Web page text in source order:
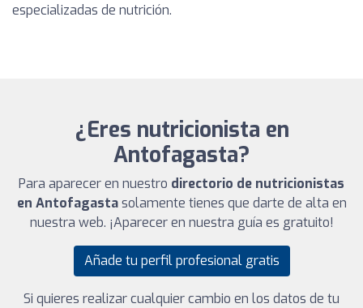
especializadas de nutrición.
¿Eres nutricionista en
Antofagasta?
Para aparecer en nuestro directorio de nutricionistas
en Antofagastasolamente tienes que darte de alta en
nuestra web. ¡Aparecer en nuestra guía es gratuito!
Añade tu perfil profesional gratis
Si quieres realizar cualquier cambio en los datos de tu